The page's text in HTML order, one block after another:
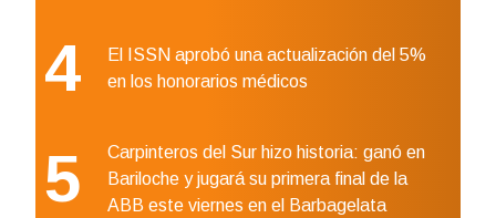
4
El ISSN aprobó una actualización del 5%
en los honorarios médicos
5
Carpinteros del Sur hizo historia: ganó en
Bariloche y jugará su primera final de la
ABB este viernes en el Barbagelata